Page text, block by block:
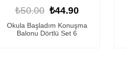
₺50.00 ₺44.90
Okula Başladım Konuşma
Balonu Dörtlü Set 6